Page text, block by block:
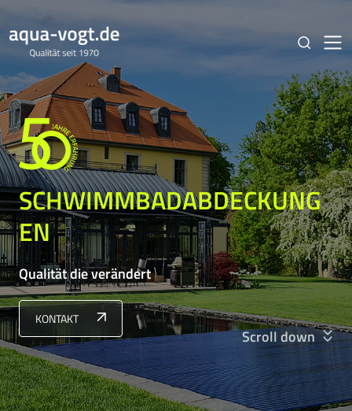
SCHWIMMBADABDECKUNG
EN
Qualität die verändert
KONTAKT
Scroll down